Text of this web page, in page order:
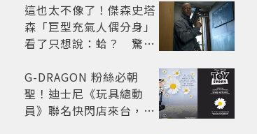
這也太不像了！傑森史塔
森「巨型充氣人偶分身」
看了只想說：蛤？ 驚喜
G-DRAGON 粉絲必朝
聖！迪士尼《玩具總動
員》聯名快閃店來台，限